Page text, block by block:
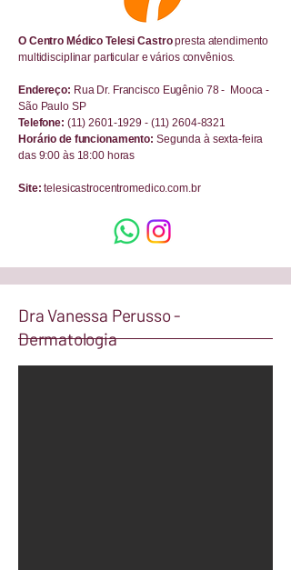
O Centro Médico Telesi Castropresta atendimento
multidisciplinar particular e vários convênios.
Endereço: Rua Dr. Francisco Eugênio 78 - Mooca -
São Paulo SP
Telefone: (11) 2601-1929 - (11) 2604-8321
Horário de funcionamento: Segunda à sexta-feira
das 9:00 às 18:00 horas
Site: telesicastrocentromedico.com.br
Dra Vanessa Perusso -
Dermatologia